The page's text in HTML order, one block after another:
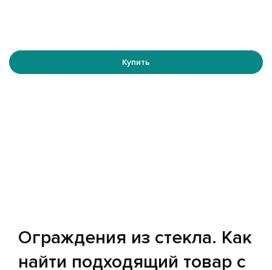
Купить
Ограждения из стекла. Как
найти подходящий товар с